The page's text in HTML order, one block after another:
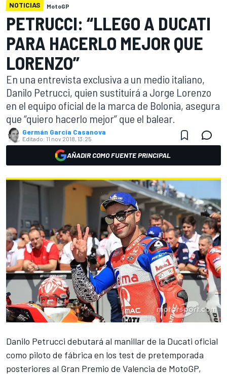
NOTICIAS MotoGP
PETRUCCI: “LLEGO A DUCATI
PARA HACERLO MEJOR QUE
LORENZO”
En una entrevista exclusiva a un medio italiano,
Danilo Petrucci, quien sustituirá a Jorge Lorenzo
en el equipo oficial de la marca de Bolonia, asegura
que “quiero hacerlo mejor” que el balear.
Germán Garcia Casanova
Editado: 11 nov 2018, 13:25
AÑADIR COMO FUENTE PRINCIPAL
Danilo Petrucci debutará al manillar de la Ducati oficial
como piloto de fábrica en los test de pretemporada
posteriores al Gran Premio de Valencia de MotoGP,